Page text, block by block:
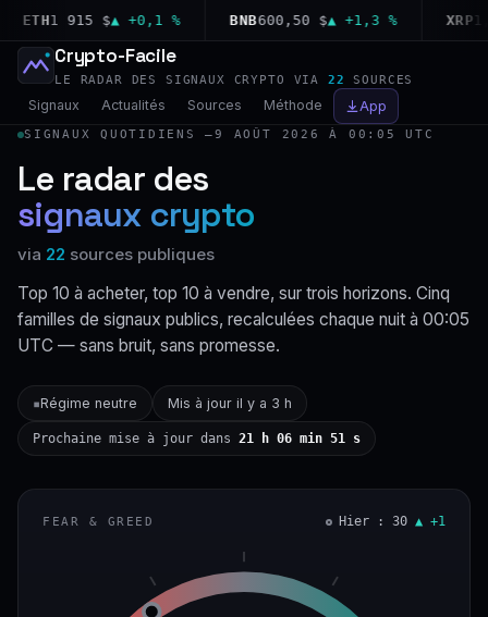
1 915 $▲ +0,1 % BNB600,50 $▲ +1,3 % XRP1,04
Crypto-Facile
LE RADAR DES SIGNAUX CRYPTO VIA 22 SOURCES
Signaux Actualités Sources Méthode App
SIGNAUX QUOTIDIENS —9 AOÛT 2026 À 00:05 UTC
Le radar des
signaux crypto
via 22 sources publiques
Top 10 à acheter, top 10 à vendre, sur trois horizons. Cinq
familles de signaux publics, recalculées chaque nuit à 00:05
UTC — sans bruit, sans promesse.
▪Régime neutre Mis à jour il y a 3 h
Prochaine mise à jour dans 21 h 06 min 50 s
FEAR & GREED Hier : 30 ▲ +1